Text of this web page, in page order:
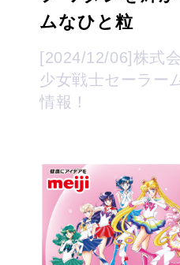
ムなひと粒
[2024/12/06]株式
少女戦士セーラー
情報！